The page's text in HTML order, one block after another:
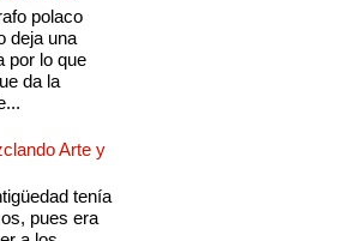
polaco
deja una
por lo que
da la
Arte y
tenía
pues era